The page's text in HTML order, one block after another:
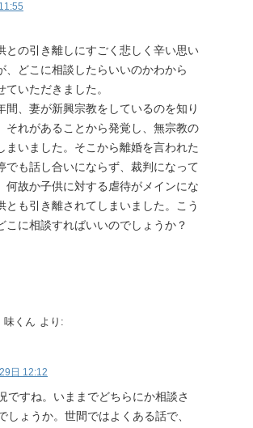
との引き離しにすごく悲しく辛い思い
、どこに相談したらいいのかわから
いただきました。
間、妻が新興宗教をしているのを知り
それがあることから発覚し、無宗教の
まいました。そこから離婚を言われた
でも話し合いにならず、裁判になって
何故か子供に対する虐待がメインにな
とも引き離されてしまいました。こう
こに相談すればいいのでしょうか？
味くん より:
日 12:12
ですね。いままでどちらにか相談さ
しょうか。世間ではよくある話で、